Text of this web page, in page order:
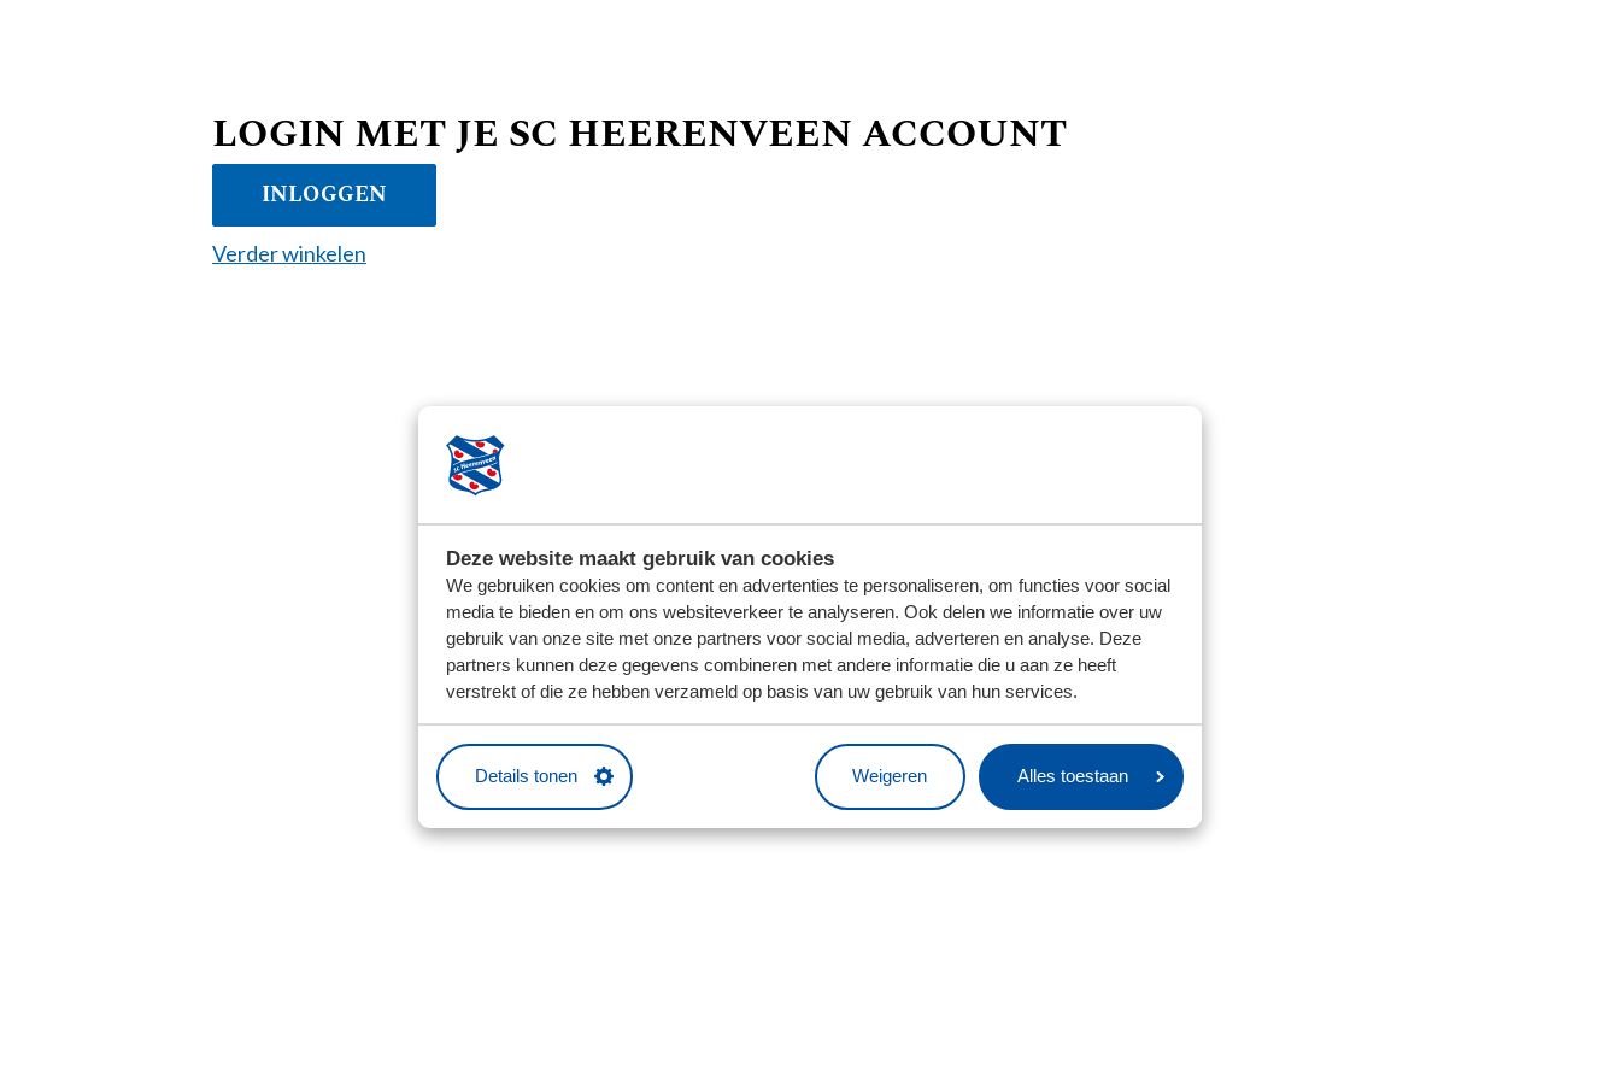
Deze website maakt gebruik van cookies
We gebruiken cookies om content en advertenties te personaliseren, om functies voor social
media te bieden en om ons websiteverkeer te analyseren. Ook delen we informatie over uw
gebruik van onze site met onze partners voor social media, adverteren en analyse. Deze
partners kunnen deze gegevens combineren met andere informatie die u aan ze heeft
verstrekt of die ze hebben verzameld op basis van uw gebruik van hun services.
Details tonen Weigeren Alles toestaan
LOGIN MET JE SC HEERENVEEN ACCOUNT
INLOGGEN
Verder winkelen